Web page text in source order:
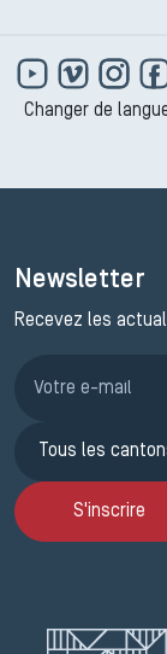
Changer de
Newsletter
Recevez les
S'inscrire